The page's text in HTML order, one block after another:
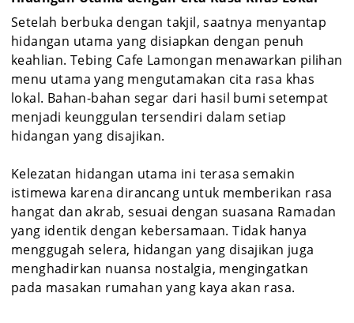
Setelah berbuka dengan takjil, saatnya menyantap
hidangan utama yang disiapkan dengan penuh
keahlian. Tebing Cafe Lamongan menawarkan pilihan
menu utama yang mengutamakan cita rasa khas
lokal. Bahan-bahan segar dari hasil bumi setempat
menjadi keunggulan tersendiri dalam setiap
hidangan yang disajikan.
Kelezatan hidangan utama ini terasa semakin
istimewa karena dirancang untuk memberikan rasa
hangat dan akrab, sesuai dengan suasana Ramadan
yang identik dengan kebersamaan. Tidak hanya
menggugah selera, hidangan yang disajikan juga
menghadirkan nuansa nostalgia, mengingatkan
pada masakan rumahan yang kaya akan rasa.